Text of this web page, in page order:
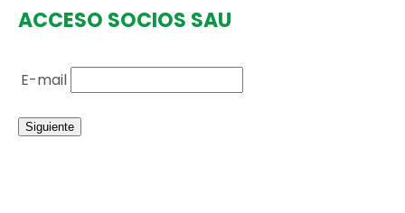
ACCESO SOCIOS SAU
E-mail